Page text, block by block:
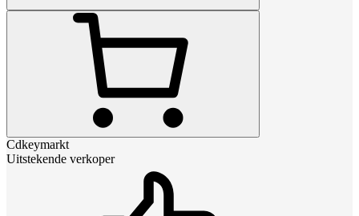
Cdkeymarkt
Uitstekende verkoper